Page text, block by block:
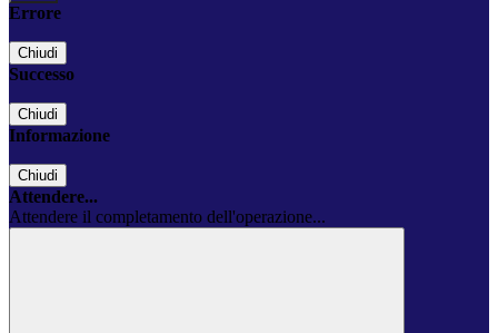
Errore
Chiudi
Successo
Chiudi
Informazione
Chiudi
Attendere...
Attendere il completamento dell'operazione...